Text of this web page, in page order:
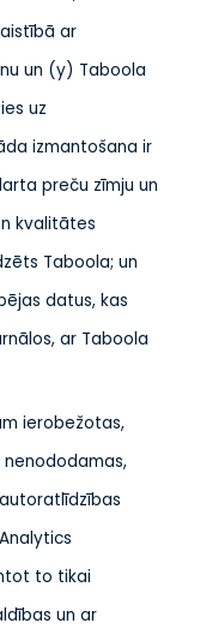
ar
un (y) Taboola
uz
izmantošana ir
preču zīmju un
kvalitātes
Taboola; un
datus, kas
ar Taboola
ierobežotas,
nenododamas,
to tikai
un ar